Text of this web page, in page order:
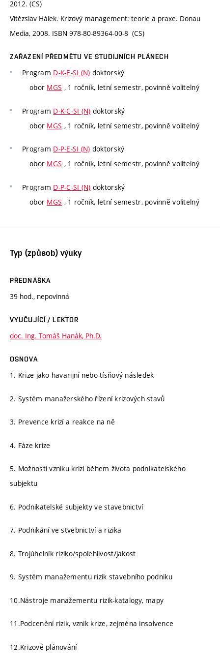
2012. (CS)
Vítězslav Hálek. Krizový management: teorie a praxe. Donau
Media, 2008. ISBN 978-80-89364-00-8 (CS)
ZAŘAZENÍ PŘEDMĚTU VE STUDIJNÍCH PLÁNECH
Program D-K-E-SI (N) doktorský
obor MGS , 1 ročník, letní semestr, povinně volitelný
Program D-K-C-SI (N) doktorský
obor MGS , 1 ročník, letní semestr, povinně volitelný
Program D-P-E-SI (N) doktorský
obor MGS , 1 ročník, letní semestr, povinně volitelný
Program D-P-C-SI (N) doktorský
obor MGS , 1 ročník, letní semestr, povinně volitelný
Typ (způsob) výuky
PŘEDNÁŠKA
39 hod., nepovinná
VYUČUJÍCÍ / LEKTOR
doc. Ing. Tomáš Hanák, Ph.D.
OSNOVA
1. Krize jako havarijní nebo tísňový následek
2. Systém manažerského řízení krizových stavů
3. Prevence krizí a reakce na ně
4. Fáze krize
5. Možnosti vzniku krizí během života podnikatelského
subjektu
6. Podnikatelské subjekty ve stavebnictví
7. Podnikání ve stvebnictví a rizika
8. Trojúhelník riziko/spolehlivost/jakost
9. Systém manažementu rizik stavebního podniku
10.Nástroje manažementu rizik-katalogy, mapy
11.Podcenění rizik, vznik krize, zejména insolvence
12.Krizové plánování